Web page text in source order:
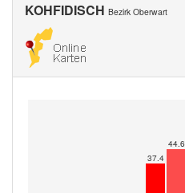
KOHFIDISCH Bezirk Oberwart
37.4
44.6